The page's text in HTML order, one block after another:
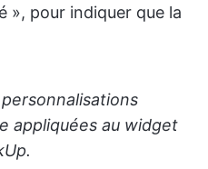
», pour indiquer que la
appliquées au widget